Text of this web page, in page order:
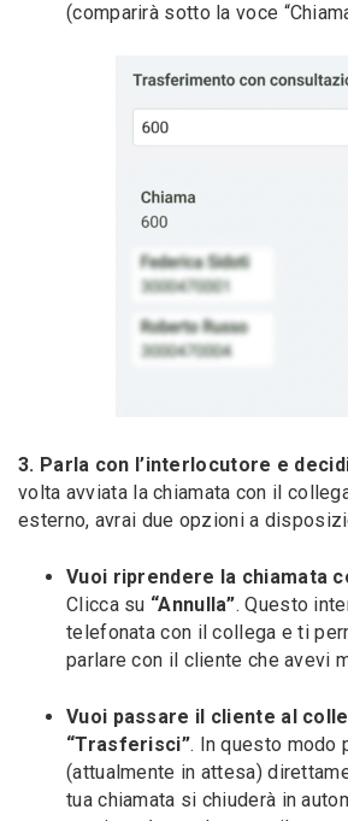
(comparirà sotto la voce
3. Parla con l’interlocutore e
volta avviata la chiamata con il
esterno, avrai due opzioni a
Vuoi riprendere la chiamata
Clicca su “Annulla”. Questo
telefonata con il collega e ti
parlare con il cliente che avevi
Vuoi passare il cliente al
“Trasferisci”. In questo modo
(attualmente in attesa)
tua chiamata si chiuderà in